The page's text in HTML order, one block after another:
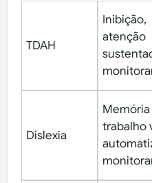
TDAH
Inibição,
atenção
Dislexia
Memória
trabalho